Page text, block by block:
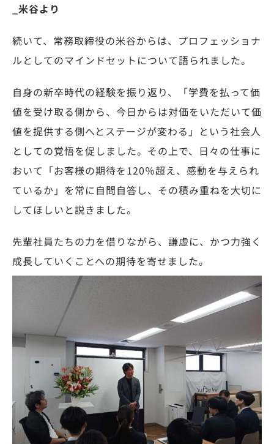
_米谷より
続いて、常務取締役の米谷からは、プロフェッショナ
ルとしてのマインドセットについて語られました。
自身の新卒時代の経験を振り返り、「学費を払って価
値を受け取る側から、今日からは対価をいただいて価
値を提供する側へとステージが変わる」という社会人
としての覚悟を促しました。その上で、日々の仕事に
おいて「お客様の期待を120％超え、感動を与えられ
ているか」を常に自問自答し、その積み重ねを大切に
してほしいと説きました。
先輩社員たちの力を借りながら、謙虚に、かつ力強く
成長していくことへの期待を寄せました。